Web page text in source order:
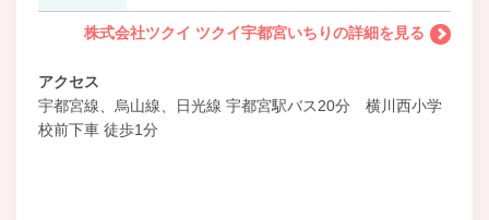
株式会社ツクイ ツクイ宇都宮いちりの詳細を見る
アクセス
宇都宮線、烏山線、日光線 宇都宮駅バス20分 横川西小学
校前下車 徒歩1分